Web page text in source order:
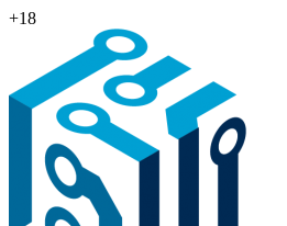
+18